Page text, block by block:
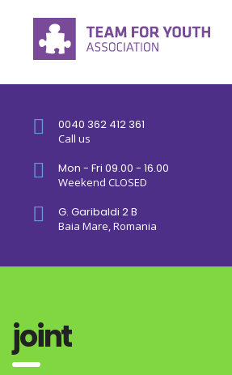
0040 362 412 361
Call us
Mon - Fri 09.00 - 16.00
Weekend CLOSED
G. Garibaldi 2 B
Baia Mare, Romania
joint